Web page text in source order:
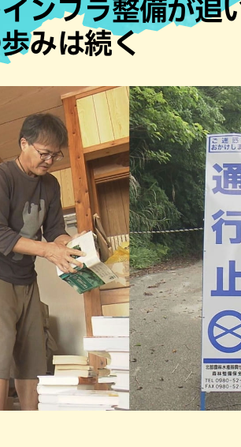
・焼肉 焼鳥・串料理
肉料理 居酒屋・バー
イキング
カレー
ガー タコス・タコライス
サウナ 公園
沖縄の海
ンフラ整備が追
みは続く